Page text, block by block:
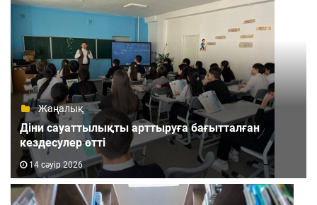
Жаңалық
Діни сауаттылықты арттыруға бағытталған
кездесулер өтті
14 сәуір 2026